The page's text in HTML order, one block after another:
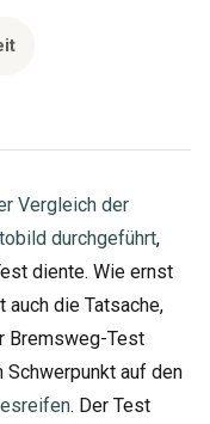
Vergleich der
durchgeführt,
diente. Wie ernst
die Tatsache,
Bremsweg-Test
auf den
. Der Test